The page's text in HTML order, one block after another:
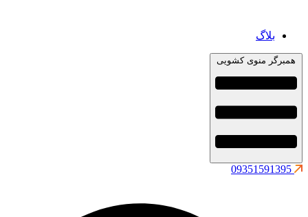
بلاگ
همبرگر منوی کشویی
09351591395